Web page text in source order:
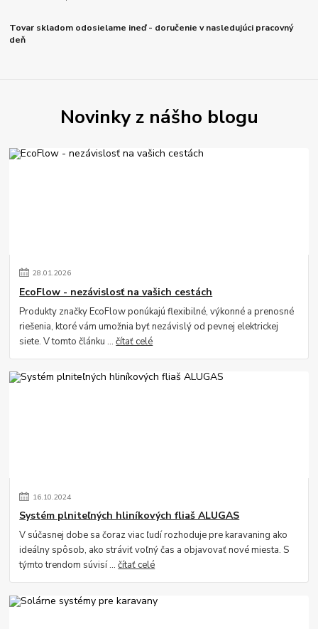
Tovar skladom odosielame ineď - doručenie v nasledujúci pracovný
deň
Novinky z nášho blogu
28.01.2026
EcoFlow - nezávislosť na vašich cestách
Produkty značky EcoFlow ponúkajú flexibilné, výkonné a prenosné
riešenia, ktoré vám umožnia byť nezávislý od pevnej elektrickej
siete. V tomto článku ...čítať celé
16.10.2024
Systém plniteľných hliníkových fliaš ALUGAS
V súčasnej dobe sa čoraz viac ľudí rozhoduje pre karavaning ako
ideálny spôsob, ako stráviť voľný čas a objavovať nové miesta. S
týmto trendom súvisí ...čítať celé